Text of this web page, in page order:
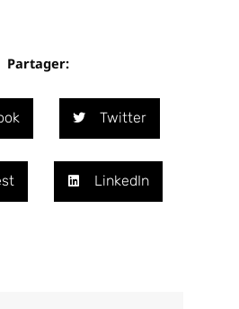
Partager:
Twitter
LinkedIn